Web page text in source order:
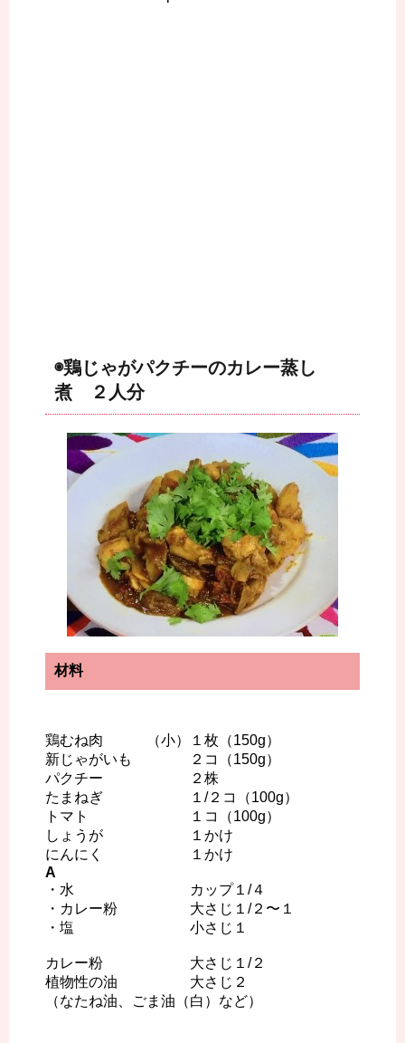
◉鶏じゃがパクチーのカレー蒸し
煮 ２人分
材料
鶏むね肉 （小）１枚（150g）
新じゃがいも ２コ（150g）
パクチー ２株
たまねぎ １/２コ（100g）
トマト １コ（100g）
しょうが １かけ
にんにく １かけ
A
・水 カップ１/４
・カレー粉 大さじ１/２〜１
・塩 小さじ１
カレー粉 大さじ１/２
植物性の油 大さじ２
（なたね油、ごま油（白）など）